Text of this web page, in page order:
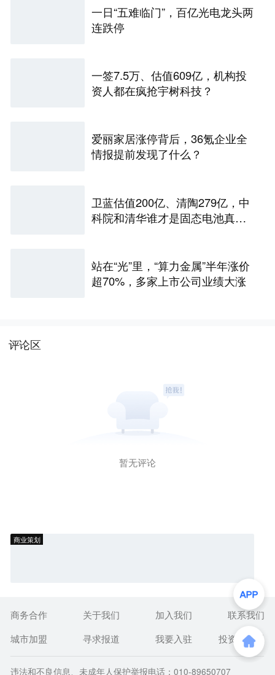
一日“五难临门”，百亿光电龙头两
连跌停
一签7.5万、估值609亿，机构投
资人都在疯抢宇树科技？
爱丽家居涨停背后，36氪企业全
情报提前发现了什么？
卫蓝估值200亿、清陶279亿，中
科院和清华谁才是固态电池真正
站在“光”里，“算力金属”半年涨价
超70%，多家上市公司业绩大涨
评论区
暂无评论
商业策划
商务合作 关于我们 加入我们
联系我们
城市加盟
寻求报道 我要入驻 投资者关系
违法和不良信息、未成年人保护举报电话：010-89650707